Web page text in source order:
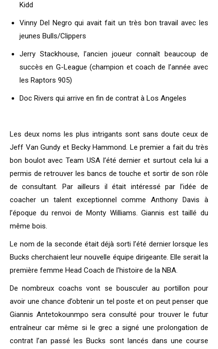
Kidd
Vinny Del Negro qui avait fait un très bon travail avec les
jeunes Bulls/Clippers
Jerry Stackhouse, l’ancien joueur connaît beaucoup de
succès en G-League (champion et coach de l’année avec
les Raptors 905)
Doc Rivers qui arrive en fin de contrat à Los Angeles
Les deux noms les plus intrigants sont sans doute ceux de
Jeff Van Gundy et Becky Hammond. Le premier a fait du très
bon boulot avec Team USA l’été dernier et surtout cela lui a
permis de retrouver les bancs de touche et sortir de son rôle
de consultant. Par ailleurs il était intéressé par l’idée de
coacher un talent exceptionnel comme Anthony Davis à
l’époque du renvoi de Monty Williams. Giannis est taillé du
même bois.
Le nom de la seconde était déjà sorti l’été dernier lorsque les
Bucks cherchaient leur nouvelle équipe dirigeante. Elle serait la
première femme Head Coach de l’histoire de la NBA.
De nombreux coachs vont se bousculer au portillon pour
avoir une chance d’obtenir un tel poste et on peut penser que
Giannis Antetokounmpo sera consulté pour trouver le futur
entraîneur car même si le grec a signé une prolongation de
contrat l’an passé les Bucks sont lancés dans une course